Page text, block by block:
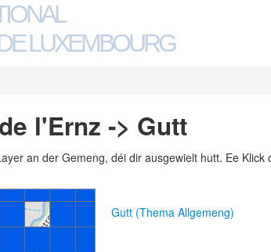
LUXEMBOURG
l'Ernz -> Gutt
an der Gemeng, déi dir ausgewielt hutt. Ee
Gutt (Thema Allgemeng)